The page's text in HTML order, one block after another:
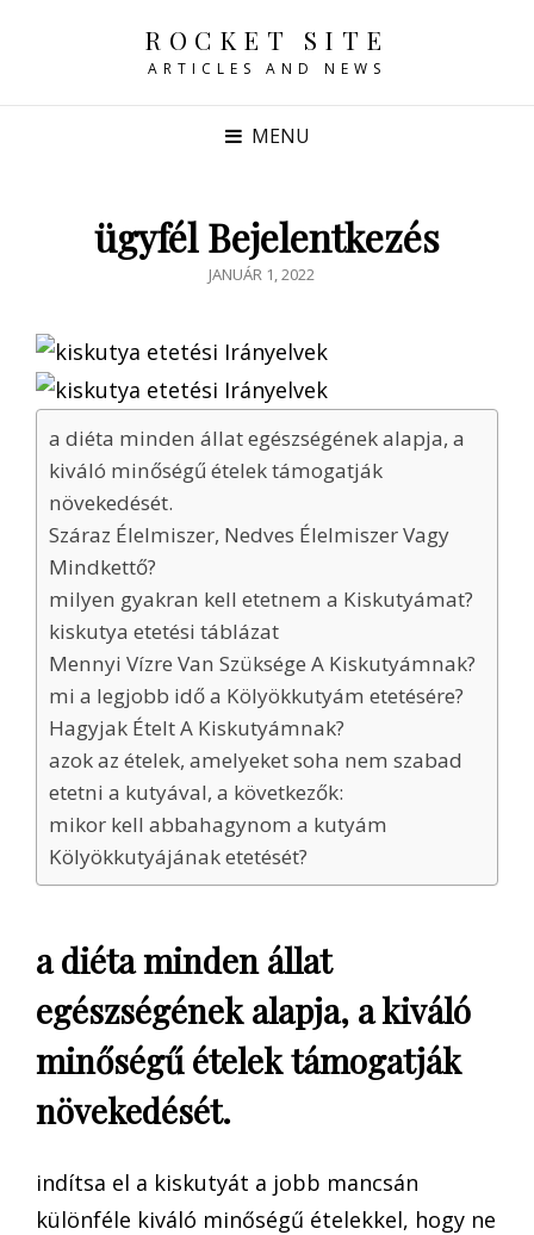
ROCKET SITE
ARTICLES AND NEWS
MENU
ügyfél Bejelentkezés
POSTED
JANUÁR 1, 2022
a diéta minden állat egészségének alapja, a
kiváló minőségű ételek támogatják
növekedését.
Száraz Élelmiszer, Nedves Élelmiszer Vagy
Mindkettő?
milyen gyakran kell etetnem a Kiskutyámat?
kiskutya etetési táblázat
Mennyi Vízre Van Szüksége A Kiskutyámnak?
mi a legjobb idő a Kölyökkutyám etetésére?
Hagyjak Ételt A Kiskutyámnak?
azok az ételek, amelyeket soha nem szabad
etetni a kutyával, a következők:
mikor kell abbahagynom a kutyám
Kölyökkutyájának etetését?
a diéta minden állat
egészségének alapja, a kiváló
minőségű ételek támogatják
növekedését.
indítsa el a kiskutyát a jobb mancsán
különféle kiváló minőségű ételekkel, hogy ne